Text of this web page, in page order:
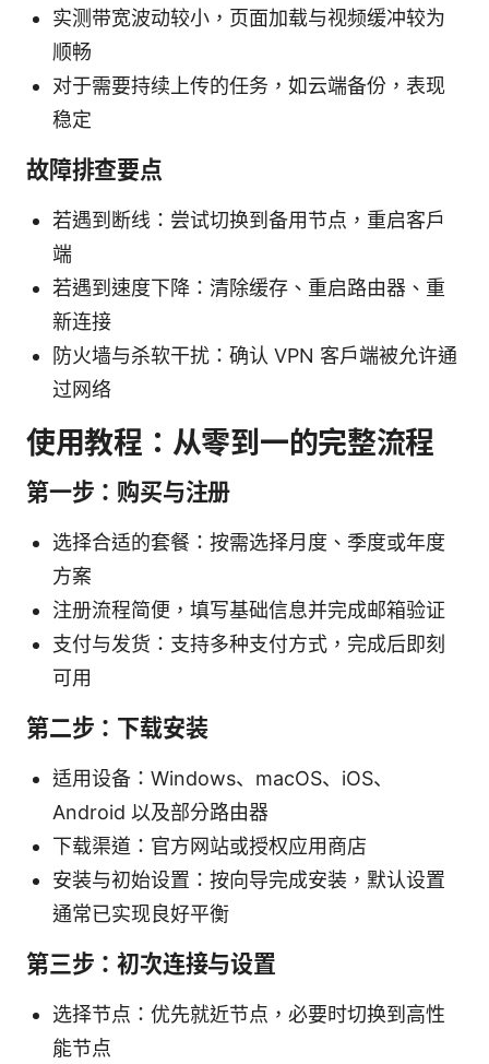
实测带宽波动较小，页面加载与视频缓冲较为
顺畅
对于需要持续上传的任务，如云端备份，表现
稳定
故障排查要点
若遇到断线：尝试切换到备用节点，重启客户
端
若遇到速度下降：清除缓存、重启路由器、重
新连接
防火墙与杀软干扰：确认 VPN 客户端被允许通
过网络
使用教程：从零到一的完整流程
第一步：购买与注册
选择合适的套餐：按需选择月度、季度或年度
方案
注册流程简便，填写基础信息并完成邮箱验证
支付与发货：支持多种支付方式，完成后即刻
可用
第二步：下载安装
适用设备：Windows、macOS、iOS、
Android 以及部分路由器
下载渠道：官方网站或授权应用商店
安装与初始设置：按向导完成安装，默认设置
通常已实现良好平衡
第三步：初次连接与设置
选择节点：优先就近节点，必要时切换到高性
能节点